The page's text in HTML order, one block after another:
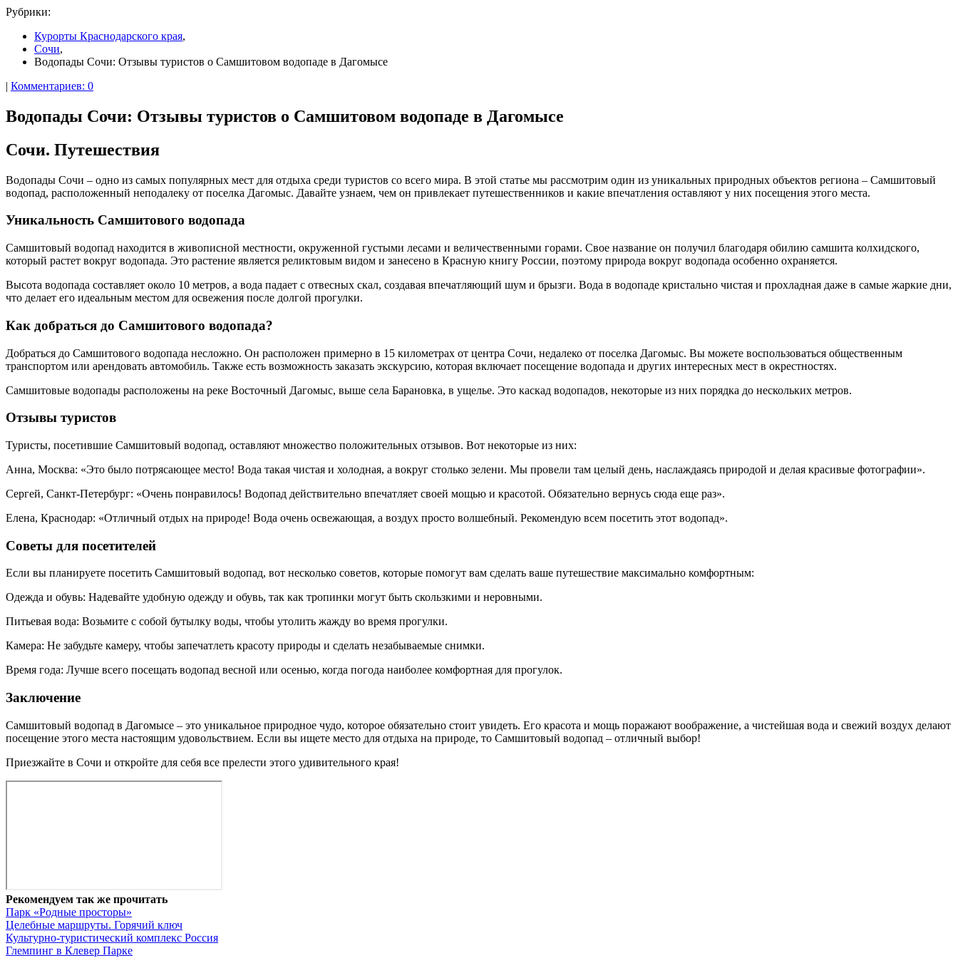
Рубрики:
Курорты Краснодарского края,
Сочи,
Водопады Сочи: Отзывы туристов о Самшитовом водопаде в Дагомысе
| Комментариев: 0
Водопады Сочи: Отзывы туристов о Самшитовом водопаде в Дагомысе
Сочи. Путешествия
Водопады Сочи – одно из самых популярных мест для отдыха среди туристов со всего мира. В этой статье мы рассмотрим один из уникальных природных объектов региона – Самшитовый
водопад, расположенный неподалеку от поселка Дагомыс. Давайте узнаем, чем он привлекает путешественников и какие впечатления оставляют у них посещения этого места.
Уникальность Самшитового водопада
Самшитовый водопад находится в живописной местности, окруженной густыми лесами и величественными горами. Свое название он получил благодаря обилию самшита колхидского,
который растет вокруг водопада. Это растение является реликтовым видом и занесено в Красную книгу России, поэтому природа вокруг водопада особенно охраняется.
Высота водопада составляет около 10 метров, а вода падает с отвесных скал, создавая впечатляющий шум и брызги. Вода в водопаде кристально чистая и прохладная даже в самые жаркие дни,
что делает его идеальным местом для освежения после долгой прогулки.
Как добраться до Самшитового водопада?
Добраться до Самшитового водопада несложно. Он расположен примерно в 15 километрах от центра Сочи, недалеко от поселка Дагомыс. Вы можете воспользоваться общественным
транспортом или арендовать автомобиль. Также есть возможность заказать экскурсию, которая включает посещение водопада и других интересных мест в окрестностях.
Самшитовые водопады расположены на реке Восточный Дагомыс, выше села Барановка, в ущелье. Это каскад водопадов, некоторые из них порядка до нескольких метров.
Отзывы туристов
Туристы, посетившие Самшитовый водопад, оставляют множество положительных отзывов. Вот некоторые из них:
Анна, Москва: «Это было потрясающее место! Вода такая чистая и холодная, а вокруг столько зелени. Мы провели там целый день, наслаждаясь природой и делая красивые фотографии».
Сергей, Санкт-Петербург: «Очень понравилось! Водопад действительно впечатляет своей мощью и красотой. Обязательно вернусь сюда еще раз».
Елена, Краснодар: «Отличный отдых на природе! Вода очень освежающая, а воздух просто волшебный. Рекомендую всем посетить этот водопад».
Советы для посетителей
Если вы планируете посетить Самшитовый водопад, вот несколько советов, которые помогут вам сделать ваше путешествие максимально комфортным:
Одежда и обувь: Надевайте удобную одежду и обувь, так как тропинки могут быть скользкими и неровными.
Питьевая вода: Возьмите с собой бутылку воды, чтобы утолить жажду во время прогулки.
Камера: Не забудьте камеру, чтобы запечатлеть красоту природы и сделать незабываемые снимки.
Время года: Лучше всего посещать водопад весной или осенью, когда погода наиболее комфортная для прогулок.
Заключение
Самшитовый водопад в Дагомысе – это уникальное природное чудо, которое обязательно стоит увидеть. Его красота и мощь поражают воображение, а чистейшая вода и свежий воздух делают
посещение этого места настоящим удовольствием. Если вы ищете место для отдыха на природе, то Самшитовый водопад – отличный выбор!
Приезжайте в Сочи и откройте для себя все прелести этого удивительного края!
Рекомендуем так же прочитать
Парк «Родные просторы»
Целебные маршруты. Горячий ключ
Культурно-туристический комплекс Россия
Глемпинг в Клевер Парке